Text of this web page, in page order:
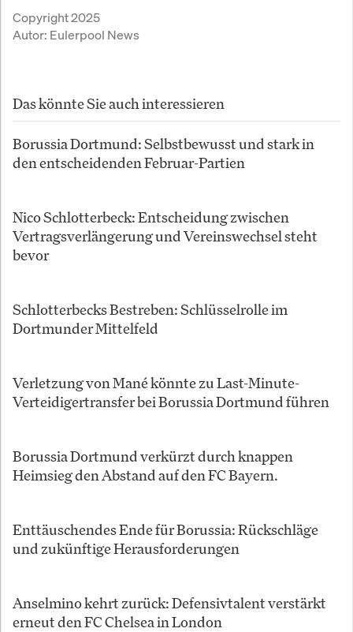
Copyright 2025
Autor: Eulerpool News
Das könnte Sie auch interessieren
Borussia Dortmund: Selbstbewusst und stark in
den entscheidenden Februar-Partien
Nico Schlotterbeck: Entscheidung zwischen
Vertragsverlängerung und Vereinswechsel steht
bevor
Schlotterbecks Bestreben: Schlüsselrolle im
Dortmunder Mittelfeld
Verletzung von Mané könnte zu Last-Minute-
Verteidigertransfer bei Borussia Dortmund führen
Borussia Dortmund verkürzt durch knappen
Heimsieg den Abstand auf den FC Bayern.
Enttäuschendes Ende für Borussia: Rückschläge
und zukünftige Herausforderungen
Anselmino kehrt zurück: Defensivtalent verstärkt
erneut den FC Chelsea in London